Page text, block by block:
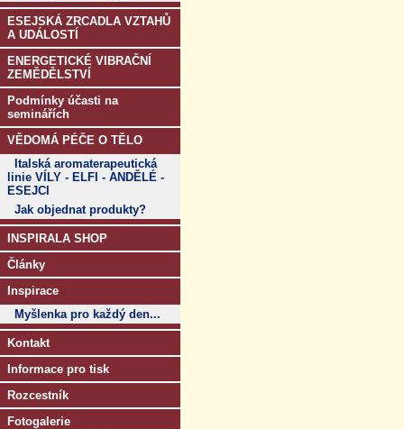
ESEJSKÁ ZRCADLA VZTAHŮ
A UDÁLOSTÍ
ENERGETICKÉ VIBRAČNÍ
ZEMĚDĚLSTVÍ
Podmínky účasti na
seminářích
VĚDOMÁ PÉČE O TĚLO
Italská aromaterapeutická
linie VÍLY - ELFI - ANDĚLÉ -
ESEJCI
Jak objednat produkty?
INSPIRALA SHOP
Články
Inspirace
Myšlenka pro každý den...
Kontakt
Informace pro tisk
Rozcestník
Fotogalerie